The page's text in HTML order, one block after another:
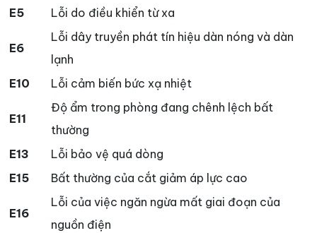
E5
Lỗi do điều khiển từ xa
E6
Lỗi dây truyền phát tín hiệu dàn nóng và dàn
lạnh
E10
Lỗi cảm biến bức xạ nhiệt
E11
Độ ẩm trong phòng đang chênh lệch bất
thường
E13
Lỗi bảo vệ quá dòng
E15
Bất thường của cắt giảm áp lực cao
E16
Lỗi của việc ngăn ngừa mất giai đoạn của
nguồn điện